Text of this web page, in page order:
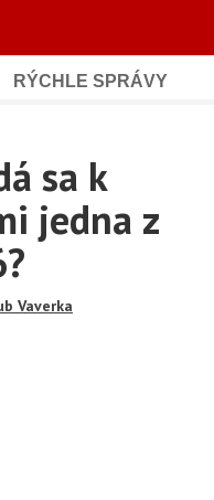
RÝCHLE SPRÁVY
sa k
jedna z
Vaverka